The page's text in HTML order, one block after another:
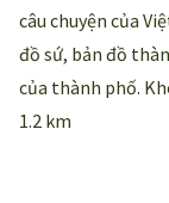
câu chuyện của
đồ sứ, bản đồ
của thành phố.
1.2 km